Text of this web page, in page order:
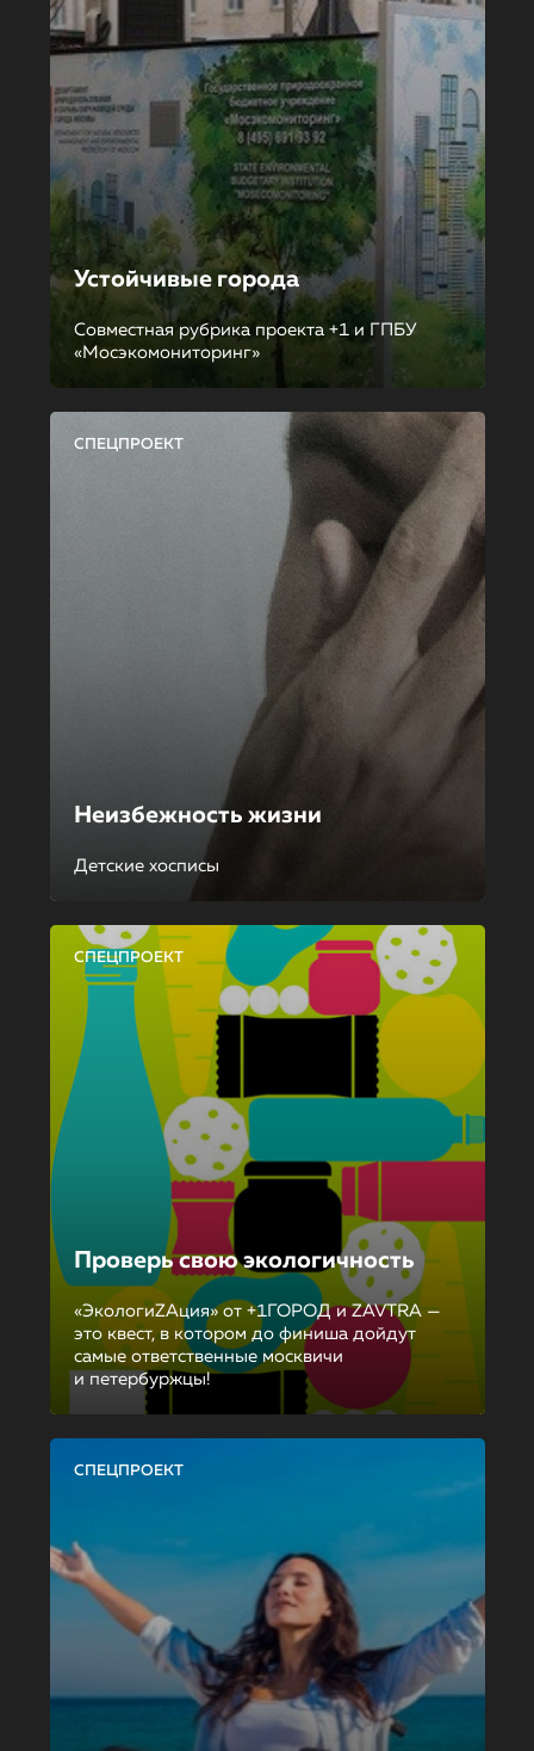
Устойчивые города
Совместная рубрика проекта +1 и ГПБУ
«Мосэкомониторинг»
СПЕЦПРОЕКТ
Неизбежность жизни
Детские хосписы
СПЕЦПРОЕКТ
Проверь свою экологичность
«ЭкологиZAция» от +1ГОРОД и ZAVTRA —
это квест, в котором до финиша дойдут
самые ответственные москвичи
и петербуржцы!
СПЕЦПРОЕКТ